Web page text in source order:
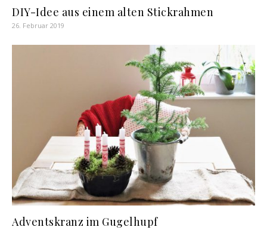
DIY-Idee aus einem alten Stickrahmen
26. Februar 2019
Adventskranz im Gugelhupf